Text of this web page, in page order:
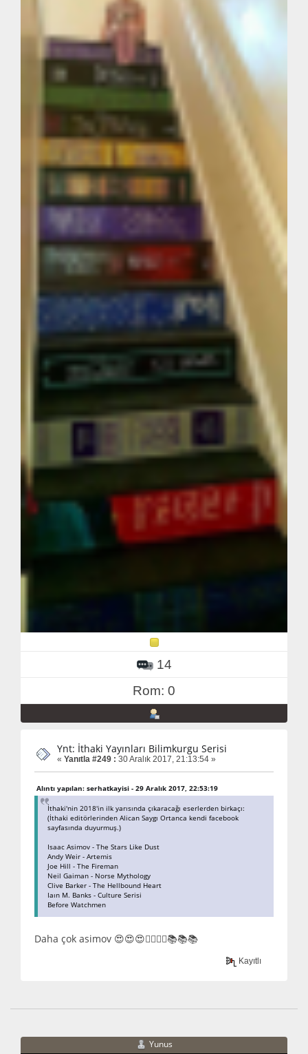
14
Rom: 0
Ynt: İthaki Yayınları Bilimkurgu Serisi
« Yanıtla #249 : 30 Aralık 2017, 21:13:54 »
Alıntı yapılan: serhatkayisi - 29 Aralık 2017, 22:53:19
İthaki'nin 2018'in ilk yarısında çıkaracağı eserlerden birkaçı:
(İthaki editörlerinden Alican Saygı Ortanca kendi facebook
sayfasında duyurmuş.)
Isaac Asimov - The Stars Like Dust
Andy Weir - Artemis
Joe Hill - The Fireman
Neil Gaiman - Norse Mythology
Clive Barker - The Hellbound Heart
Iaın M. Banks - Culture Serisi
Before Watchmen
Daha çok asimov 😍😍😍👍🏿👍🏿📚📚📚
Kayıtlı
Yunus